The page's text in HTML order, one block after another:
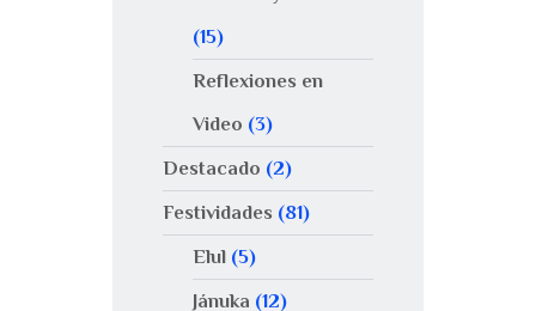
(15)
Reflexiones en
Video (3)
Destacado (2)
Festividades (81)
Elul(5)
Jánuka (12)